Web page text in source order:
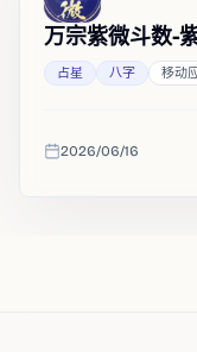
万宗紫微斗数-
占星 八字 移动
收录时间
2026/06/16